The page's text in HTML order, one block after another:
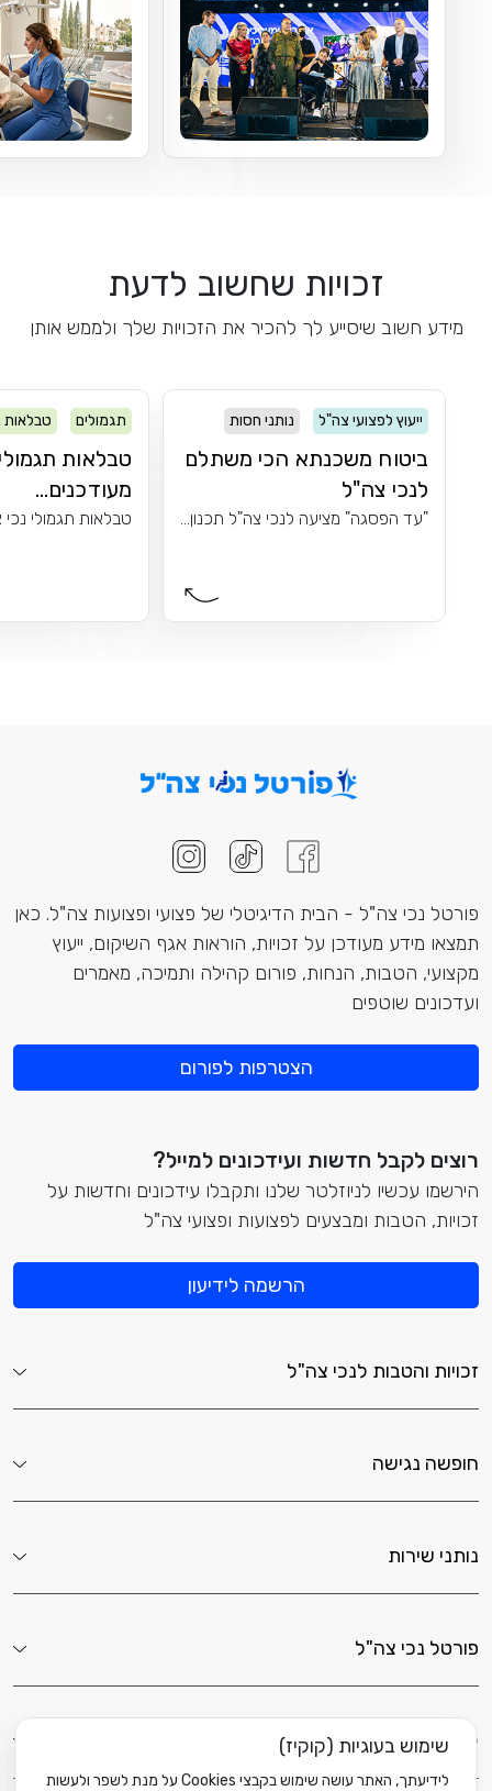
שימוש בעוגיות (קוקיז)
לידיעתך, האתר עושה שימוש בקבצי Cookies על מנת לשפר ולעשות
זכויות שחשוב לדעת
מידע חשוב שיסייע לך להכיר את הזכויות שלך ולממש אותן
ייעוץ לפצועי צה"ל נותני חסות
ביטוח משכנתא הכי משתלם
לנכי צה"ל
"עד הפסגה" מציעה לנכי צה"ל תכנון...
תגמולים טבלאות
טבלאות
מעודכנים...
טבלאות תגמולי
פורטל נכי צה"ל - הבית הדיגיטלי של פצועי ופצועות צה"ל. כאן
תמצאו מידע מעודכן על זכויות, הוראות אגף השיקום, ייעוץ
מקצועי, הטבות, הנחות, פורום קהילה ותמיכה, מאמרים
ועדכונים שוטפים
הצטרפות לפורום
רוצים לקבל חדשות ועידכונים למייל?
הירשמו עכשיו לניוזלטר שלנו ותקבלו עידכונים וחדשות על
זכויות, הטבות ומבצעים לפצועות ופצועי צה"ל
הרשמה לידיעון
זכויות והטבות לנכי צה"ל
חופשה נגישה
נותני שירות
פורטל נכי צה"ל
לשירותך כאן